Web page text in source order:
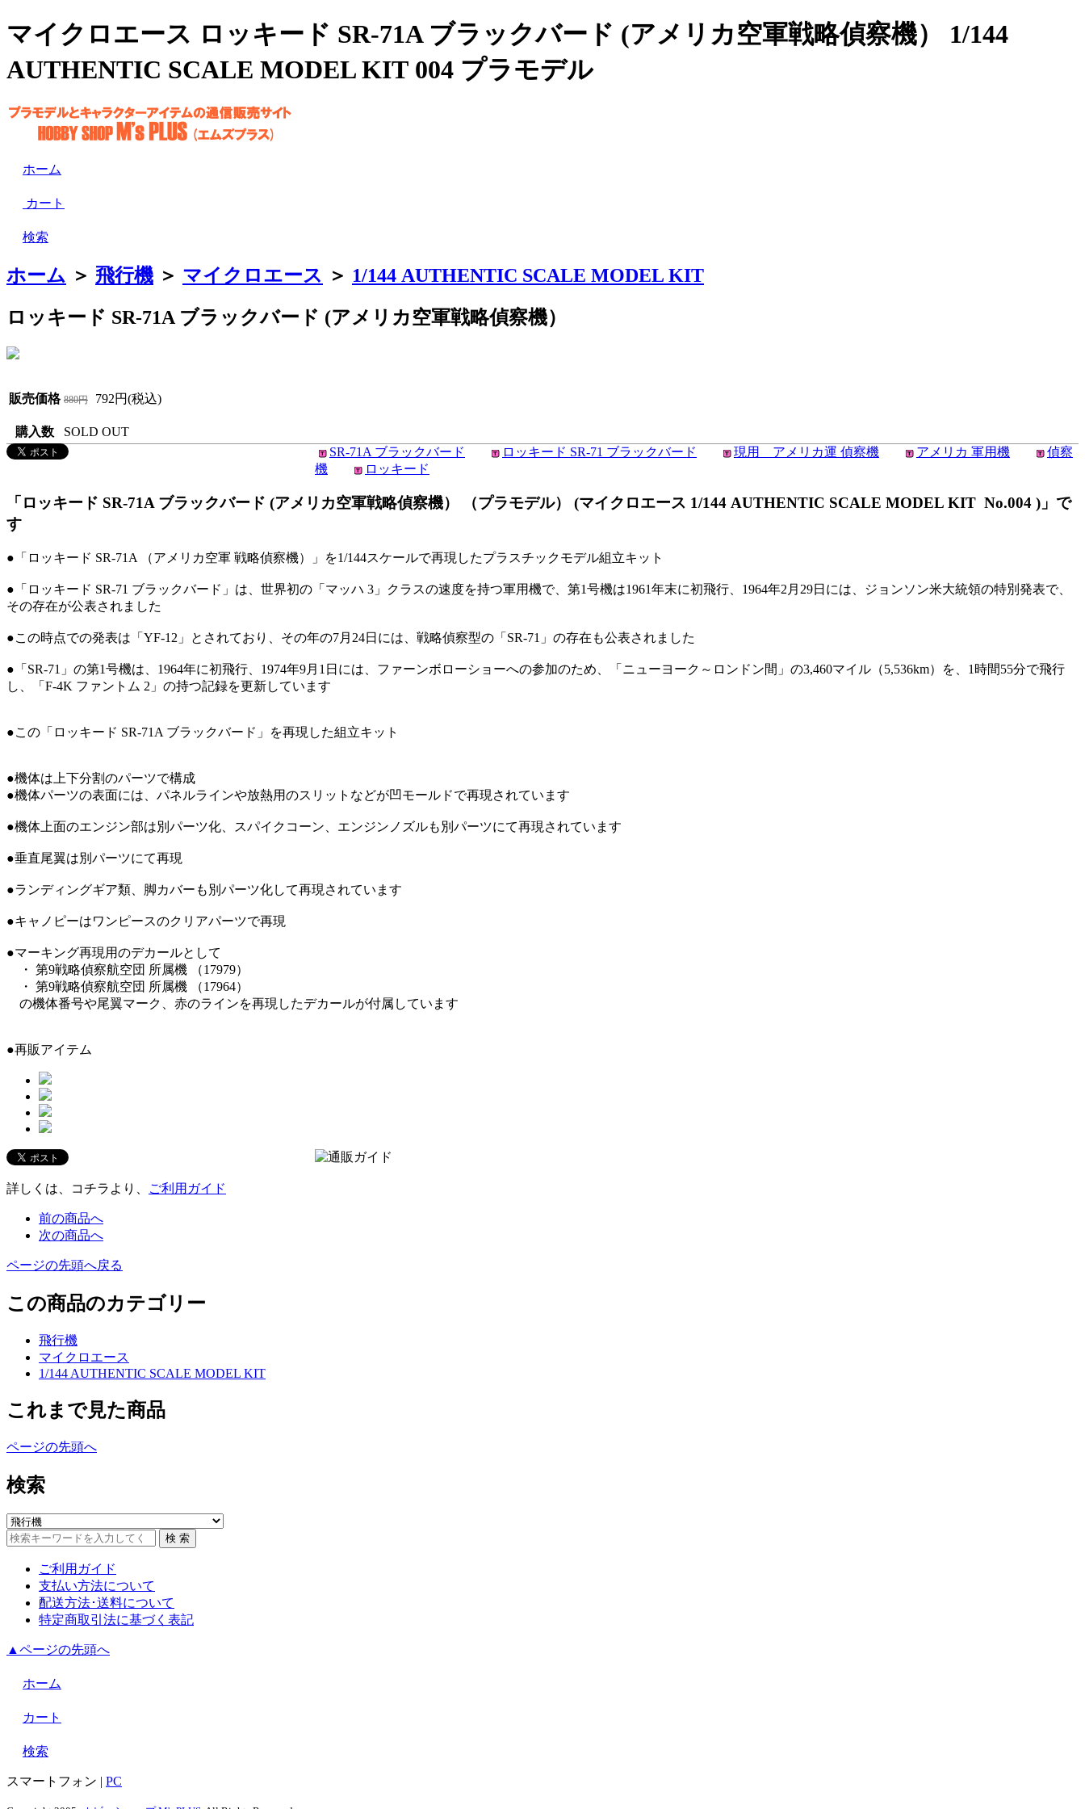
マイクロエース ロッキード SR-71A ブラックバード (アメリカ空軍戦略偵察機） 1/144
AUTHENTIC SCALE MODEL KIT 004 プラモデル
ホーム
カート
検索
ホーム ＞ 飛行機 ＞ マイクロエース ＞ 1/144 AUTHENTIC SCALE MODEL KIT
ロッキード SR-71A ブラックバード (アメリカ空軍戦略偵察機）
販売価格 880円 792円(税込)
購入数
SOLD OUT
SR-71A ブラックバード
ロッキード SR-71 ブラックバード 現用 アメリカ運 偵察機 アメリカ 軍用機
偵察
機
ロッキード
「ロッキード SR-71A ブラックバード (アメリカ空軍戦略偵察機） （プラモデル） (マイクロエース 1/144 AUTHENTIC SCALE MODEL KIT No.004 )」で
す
●「ロッキード SR-71A （アメリカ空軍 戦略偵察機）」を1/144スケールで再現したプラスチックモデル組立キット
●「ロッキード SR-71 ブラックバード」は、世界初の「マッハ 3」クラスの速度を持つ軍用機で、第1号機は1961年末に初飛行、1964年2月29日には、ジョンソン米大統領の特別発表で、
その存在が公表されました
●この時点での発表は「YF-12」とされており、その年の7月24日には、戦略偵察型の「SR-71」の存在も公表されました
●「SR-71」の第1号機は、1964年に初飛行、1974年9月1日には、ファーンボローショーへの参加のため、「ニューヨーク～ロンドン間」の3,460マイル（5,536km）を、1時間55分で飛行
し、「F-4K ファントム 2」の持つ記録を更新しています
●この「ロッキード SR-71A ブラックバード」を再現した組立キット
●機体は上下分割のパーツで構成
●機体パーツの表面には、パネルラインや放熱用のスリットなどが凹モールドで再現されています
●機体上面のエンジン部は別パーツ化、スパイクコーン、エンジンノズルも別パーツにて再現されています
●垂直尾翼は別パーツにて再現
●ランディングギア類、脚カバーも別パーツ化して再現されています
●キャノピーはワンピースのクリアパーツで再現
●マーキング再現用のデカールとして
・ 第9戦略偵察航空団 所属機 （17979）
・ 第9戦略偵察航空団 所属機 （17964）
の機体番号や尾翼マーク、赤のラインを再現したデカールが付属しています
●再販アイテム
詳しくは、コチラより、 ご利用ガイド
前の商品へ
次の商品へ
ページの先頭へ戻る
この商品のカテゴリー
飛行機
マイクロエース
1/144 AUTHENTIC SCALE MODEL KIT
これまで見た商品
ページの先頭へ
検索
ご利用ガイド
支払い方法について
配送方法･送料について
特定商取引法に基づく表記
▲ページの先頭へ
ホーム
カート
検索
スマートフォン PC